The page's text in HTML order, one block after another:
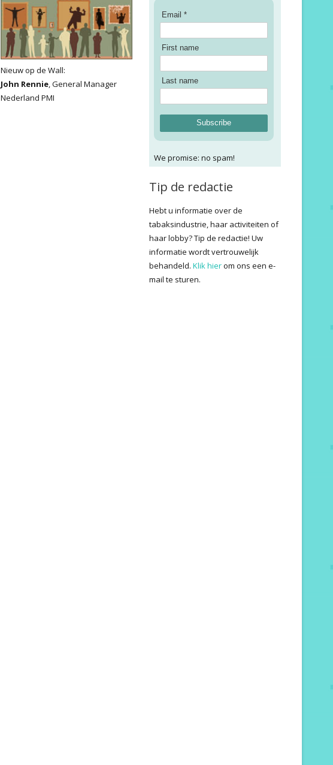
Nieuw op de Wall:
John Rennie, General Manager
Nederland PMI
Email *
First name
Last name
Subscribe
We promise: no spam!
Tip de redactie
Hebt u informatie over de
tabaksindustrie, haar activiteiten of
haar lobby? Tip de redactie! Uw
informatie wordt vertrouwelijk
behandeld.Klik hierom ons een e-
mail te sturen.